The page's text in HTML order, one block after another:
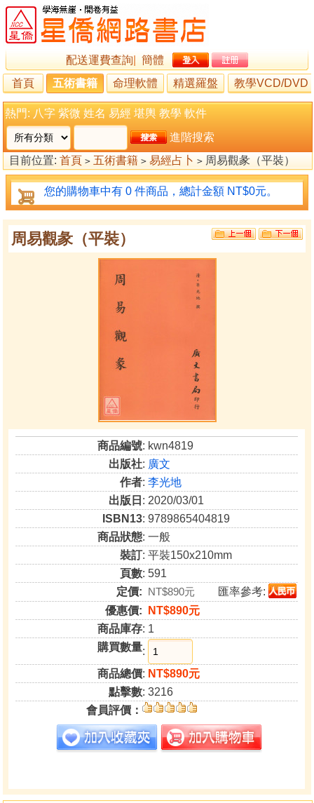
配送運費查詢
簡體
首頁
五術書籍 命理軟體 精選羅盤 教學VCD/DVD
熱門: 八字 紫微 姓名 易經 堪輿 教學 軟件
進階搜索
目前位置: 首頁 > 五術書籍 > 易經占卜 > 周易觀彖（平裝）
您的購物車中有 0 件商品，總計金額 NT$0元。
周易觀彖（平裝）
商品編號: kwn4819
出版社: 廣文
作者:李光地
出版日 : 2020/03/01
ISBN13: 9789865404819
商品狀態: 一般
裝訂: 平裝150x210mm
頁數: 591
定價: NT$890元
匯率參考:
優惠價:
NT$890元
商品庫存: 1
購買數量:
商品總價: NT$890元
點擊數: 3216
會員評價：